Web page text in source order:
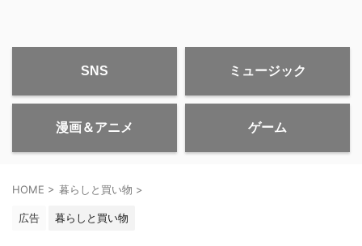
SNS ミュージック
漫画＆アニメ ゲーム
HOME > 暮らしと買い物 >
広告 暮らしと買い物